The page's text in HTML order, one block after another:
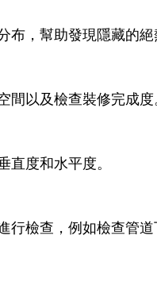
布，幫助發現隱藏的絕
間以及檢查裝修完成度
直度和水平度。
行檢查，例如檢查管道